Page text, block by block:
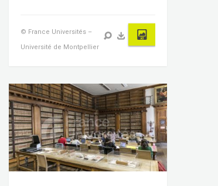
© France Universités –
Université de Montpellier